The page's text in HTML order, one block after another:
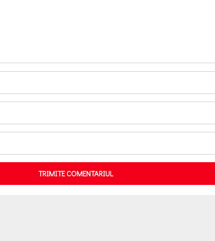
TRIMITE COMENTARIUL